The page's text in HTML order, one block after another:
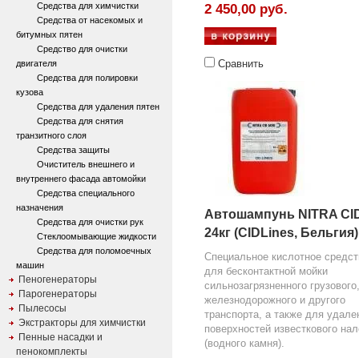
Средства для химчистки
Средства от насекомых и
битумных пятен
Средство для очистки
двигателя
Средства для полировки
кузова
Средства для удаления пятен
Средства для снятия
транзитного слоя
Средства защиты
Очиститель внешнего и
внутреннего фасада автомойки
Средства специального
назначения
Средства для очистки рук
Стеклоомывающие жидкости
Средства для поломоечных
машин
Пеногенераторы
Парогенераторы
Пылесосы
Экстракторы для химчистки
Пенные насадки и
пенокомплекты
2 450,00 руб.
Сравнить
Автошампунь NITRA
24кг (CIDLines, Бельгия)
Специальное кислотное
для бесконтактной мойки
сильнозагрязненного грузового,
железнодорожного и другого
транспорта, а также для
поверхностей известкового
(водного камня).